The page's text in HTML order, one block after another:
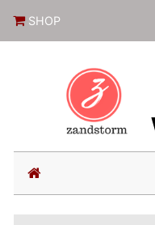
SHOP
(current)